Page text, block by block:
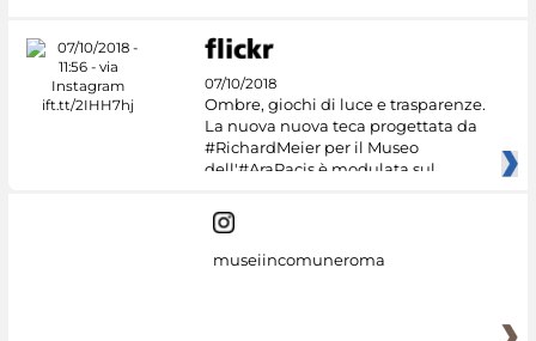
07/10/2018
Ombre, giochi di luce e trasparenze.
La nuova nuova teca progettata da
#RichardMeier per il Museo
dell'#AraPacis è modulata sul
museiincomuneroma